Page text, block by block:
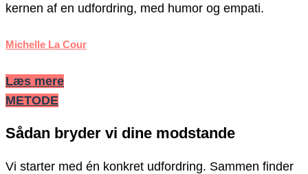
kernen af en udfordring, med humor og empati.
Michelle La Cour
Læs mere
METODE
Sådan bryder vi dine modstande
Vi starter med én konkret udfordring. Sammen finder